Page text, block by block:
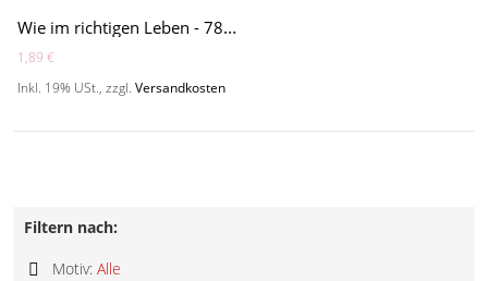
Wie im richtigen Leben - 786016MO
1,89 €
Inkl. 19% USt.,zzgl.Versandkosten
Filtern nach:
Motiv: Alle